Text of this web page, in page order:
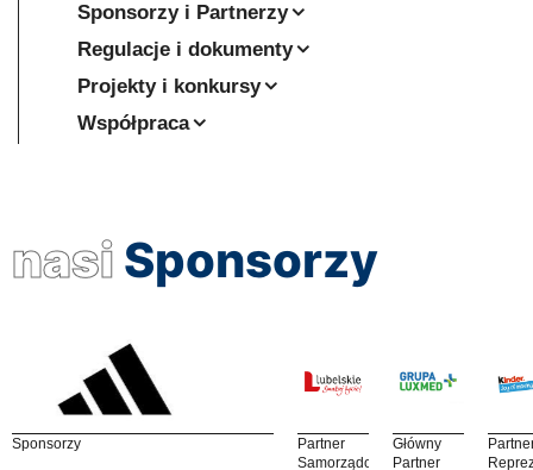
Sponsorzy i Partnerzy
Regulacje i dokumenty
Projekty i konkursy
Współpraca
nasi Sponsorzy
Sponsorzy
Partner
Samorządowy
Główny
Partner